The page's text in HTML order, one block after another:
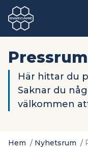
Pressrum
Här hittar du
Saknar du
välkommen
Hem / Nyhetsrum /